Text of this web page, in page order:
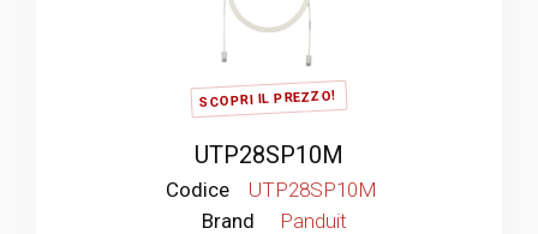
SCOPRI IL PREZZO!
UTP28SP10M
Codice
UTP28SP10M
Brand
Panduit